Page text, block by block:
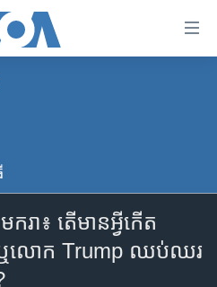
ា៖ តើមានអ្វីកើត
ឬលោក Trump ឈប់ឈរ